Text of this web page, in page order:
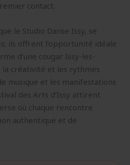
contact.
le Studio Danse Issy, se
ils offrent l’opportunité idéale
d’une cougar Issy-les-
la créativité et les rythmes
musique et les manifestations
des Arts d’Issy attirent
où chaque rencontre
authentique et de